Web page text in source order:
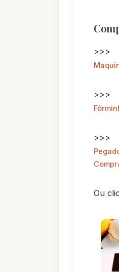
>>>
>>>
>>>
Ou